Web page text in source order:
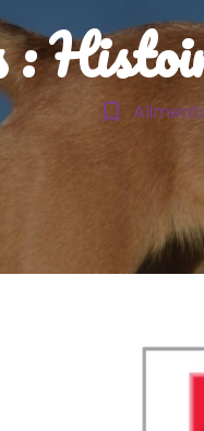
bookmark_border